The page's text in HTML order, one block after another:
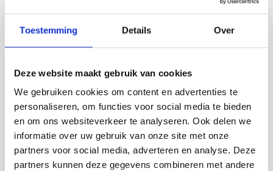
Toestemming Details Over
Deze website maakt gebruik van cookies
We gebruiken cookies om content en advertenties te
personaliseren, om functies voor social media te bieden
en om ons websiteverkeer te analyseren. Ook delen we
informatie over uw gebruik van onze site met onze
partners voor social media, adverteren en analyse. Deze
partners kunnen deze gegevens combineren met andere
"Betrouwbaar professioneel bedrijf, die
altijd klaar staat om te helpen bij zowel
kleine als grote pakketen of opdrachten."
Nedim Nuhanovic